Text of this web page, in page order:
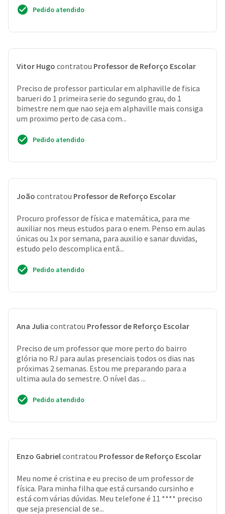
Pedido atendido
Vitor Hugo contratou Professor de Reforço Escolar
Preciso de professor particular em alphaville de fisica
barueri do 1 primeira serie do segundo grau, do 1
bimestre nem que nao seja em alphaville mais consiga
um proximo perto de casa com...
Pedido atendido
João contratou Professor de Reforço Escolar
Procuro professor de física e matemática, para me
auxiliar nos meus estudos para o enem. Penso em aulas
únicas ou 1x por semana, para auxilio e sanar duvidas,
estudo pelo descomplica entã...
Pedido atendido
Ana Julia contratou Professor de Reforço Escolar
Preciso de um professor que more perto do bairro
glória no RJ para aulas presenciais todos os dias nas
próximas 2 semanas. Estou me preparando para a
ultima aula do semestre. O nível das ...
Pedido atendido
Enzo Gabrielcontratou Professor de Reforço Escolar
Meu nome é cristina e eu preciso de um professor de
física. Para minha filha que está cursando cursinho e
está com várias dúvidas. Meu telefone é 11 **** preciso
que seja presencial de se...